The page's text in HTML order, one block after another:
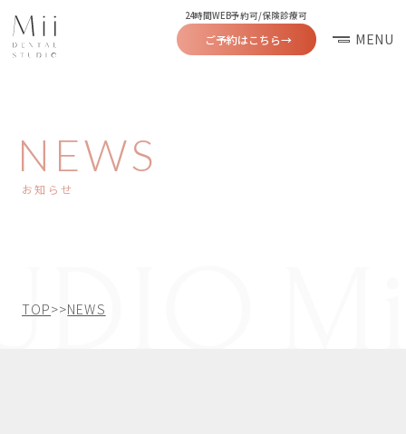
24時間WEB予約可/保険診療可
ご予約はこちら→ MENU
NEWS
お知らせ
TOP>>NEWS